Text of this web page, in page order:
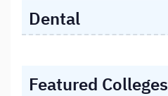
Dental
Featured Colleges